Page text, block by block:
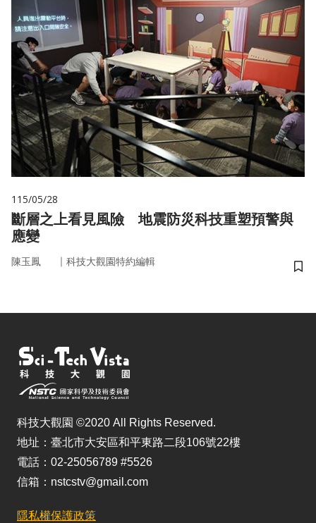
115/05/28
斷層之上看見風險 地震防災科技重塑預警與
應變
陳玉鳳 ｜ 科技大觀園特約編輯
儲
科技大觀園 ©2020 All Rights Reserved.
地址：臺北市大安區和平東路二段106號22樓
電話：02-25056789 #5526
信箱：nstcstv@gmail.com
隱私權保護政策